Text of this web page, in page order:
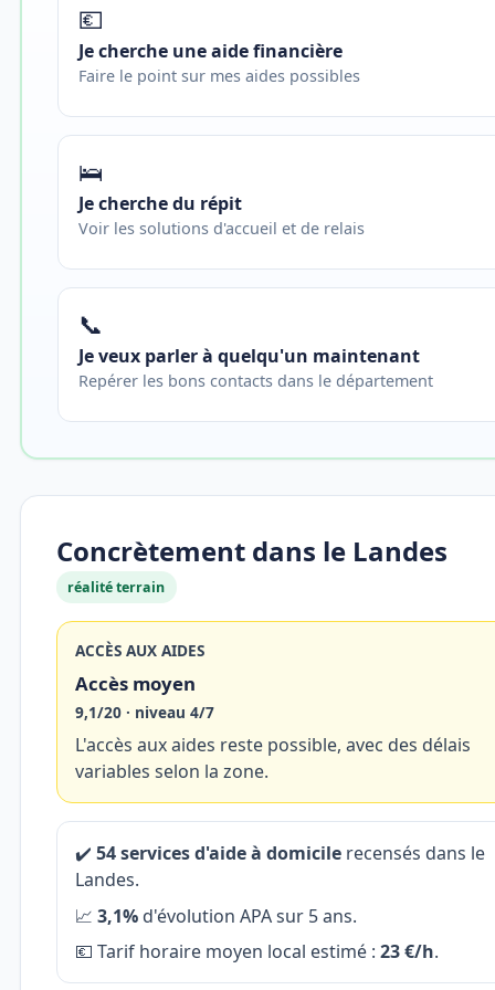
💶
Je cherche une aide financière
Faire le point sur mes aides possibles
🛌
Je cherche du répit
Voir les solutions d'accueil et de relais
📞
Je veux parler à quelqu'un maintenant
Repérer les bons contacts dans le département
Concrètement dans le Landes
réalité terrain
ACCÈS AUX AIDES
Accès moyen
9,1/20 · niveau 4/7
L'accès aux aides reste possible, avec des délais
variables selon la zone.
✔️ 54 services d'aide à domicile recensés dans le
Landes.
📈 3,1% d'évolution APA sur 5 ans.
💶 Tarif horaire moyen local estimé : 23 €/h.